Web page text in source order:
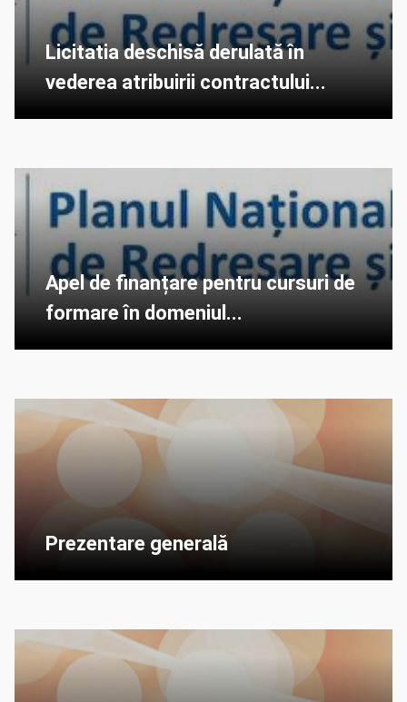
Licitatia deschisă derulată în
vederea atribuirii contractului...
Apel de finanțare pentru cursuri de
formare în domeniul...
Prezentare generală